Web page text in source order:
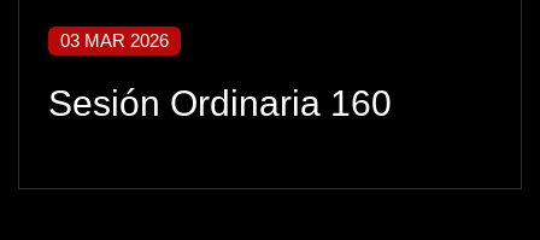
03 MAR 2026
Sesión Ordinaria 160